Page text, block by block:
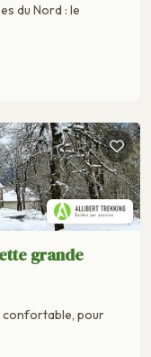
du Nord : le
grande
confortable, pour